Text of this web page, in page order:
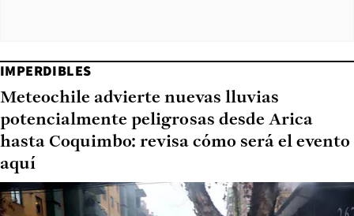
IMPERDIBLES
Meteochile advierte nuevas lluvias
potencialmente peligrosas desde Arica
hasta Coquimbo: revisa cómo será el evento
aquí